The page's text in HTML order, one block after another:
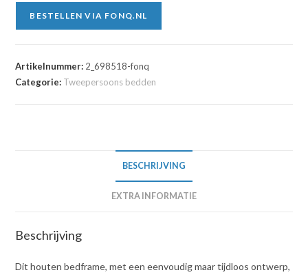
BESTELLEN VIA FONQ.NL
Artikelnummer: 2_698518-fonq
Categorie: Tweepersoons bedden
BESCHRIJVING
EXTRA INFORMATIE
Beschrijving
Dit houten bedframe, met een eenvoudig maar tijdloos ontwerp,